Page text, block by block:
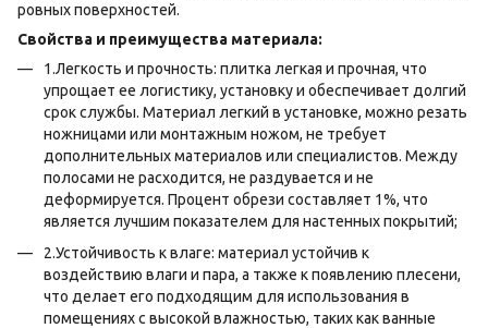
ровных поверхностей.
Свойства и преимущества материала:
1.Легкость и прочность: плитка легкая и прочная, что
упрощает ее логистику, установку и обеспечивает долгий
срок службы. Материал легкий в установке, можно резать
ножницами или монтажным ножом, не требует
дополнительных материалов или специалистов. Между
полосами не расходится, не раздувается и не
деформируется. Процент обрези составляет 1%, что
является лучшим показателем для настенных покрытий;
2.Устойчивость к влаге: материал устойчив к
воздействию влаги и пара, а также к появлению плесени,
что делает его подходящим для использования в
помещениях с высокой влажностью, таких как ванные